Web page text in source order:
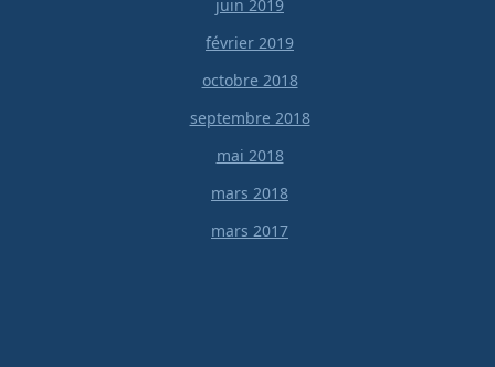
juin 2019
février 2019
octobre 2018
septembre 2018
mai 2018
mars 2018
mars 2017